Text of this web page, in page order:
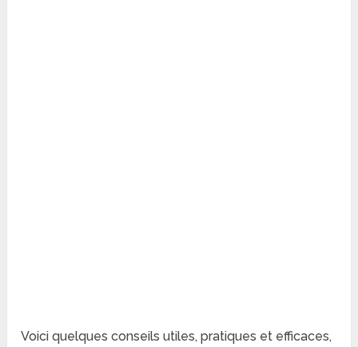
Voici quelques conseils utiles, pratiques et efficaces,